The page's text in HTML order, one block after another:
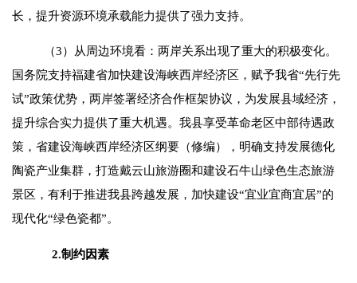
长，提升资源环境承载能力提供了强力支持。
（3）从周边环境看：两岸关系出现了重大的积极变化。
国务院支持福建省加快建设海峡西岸经济区，赋予我省“先行先
试”政策优势，两岸签署经济合作框架协议，为发展县域经济，
提升综合实力提供了重大机遇。我县享受革命老区中部待遇政
策，省建设海峡西岸经济区纲要（修编），明确支持发展德化
陶瓷产业集群，打造戴云山旅游圈和建设石牛山绿色生态旅游
景区，有利于推进我县跨越发展，加快建设“宜业宜商宜居”的
现代化“绿色瓷都”。
2.制约因素